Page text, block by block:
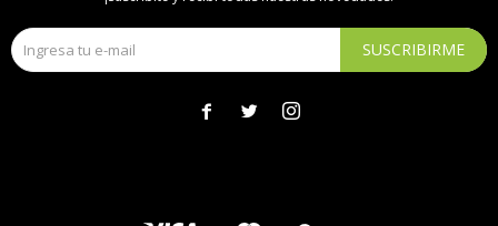
SUSCRIBIRME
  